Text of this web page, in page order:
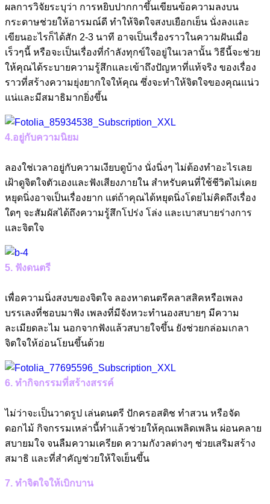
ผลการวิจัยระบุว่า การหยิบปากกาขึ้นเขียนข้อความลงบน
กระดาษช่วยให้อารมณ์ดี ทำให้จิตใจสงบเยือกเย็น นั่งลงและ
เขียนอะไรก็ได้สัก 2-3 นาที อาจเป็นเรื่องราวในความฝันเมื่อ
เร็วๆนี้ หรือจะเป็นเรื่องที่กำลังทุกข์ใจอยู่ในเวลานั้น วิธีนี้จะช่วย
ให้คุณได้ระบายความรู้สึกและเข้าถึงปัญหาที่แท้จริง ของเรื่อง
ราวที่สร้างความยุ่งยากใจให้คุณ ซึ่งจะทำให้จิตใจของคุณแน่ว
แน่และมีสมาธิมากยิ่งขึ้น
4.อยู่กับความนิยม
ลองใช่เวลาอยู่กับความเงียบดูบ้าง นั่งนิ่งๆ ไม่ต้องทำอะไรเลย
เฝ้าดูจิตใจตัวเองและฟังเสียงภายใน สำหรับคนที่ใช้ชีวิตไม่เคย
หยุดนิ่งอาจเป็นเรื่องยาก แต่ถ้าคุณได้หยุดนิ่งโดยไม่คิดถึงเรื่อง
ใดๆ จะสัมผัสได้ถึงความรู้สึกโปร่ง โล่ง และเบาสบายร่างการ
และจิตใจ
5. ฟังดนตรี
เพื่อความนิ่งสงบของจิตใจ ลองหาดนตรีคลาสสิคหรือเพลง
บรรเลงที่ชอบมาฟัง เพลงที่มีจังหวะทำนองสบายๆ มีความ
ละเมียดละไม นอกจากฟังแล้วสบายใจขึ้น ยังช่วยกล่อมเกลา
จิตใจให้อ่อนโยนขึ้นด้วย
6. ทำกิจกรรมที่สร้างสรรค์
ไม่ว่าจะเป็นวาดรูป เล่นดนตรี ปักครอสติช ทำสวน หรือจัด
ดอกไม้ กิจกรรมเหล่านี้ทำแล้วช่วยให้คุณเพลิดเพลิน ผ่อนคลาย
สบายมใจ จนลืมความเครียด ความกังวลต่างๆ ช่วยเสริมสร้าง
สมาธิ และที่สำคัญช่วยให้ใจเย็นขึ้น
7. ทำจิตใจให้เบิกบาน